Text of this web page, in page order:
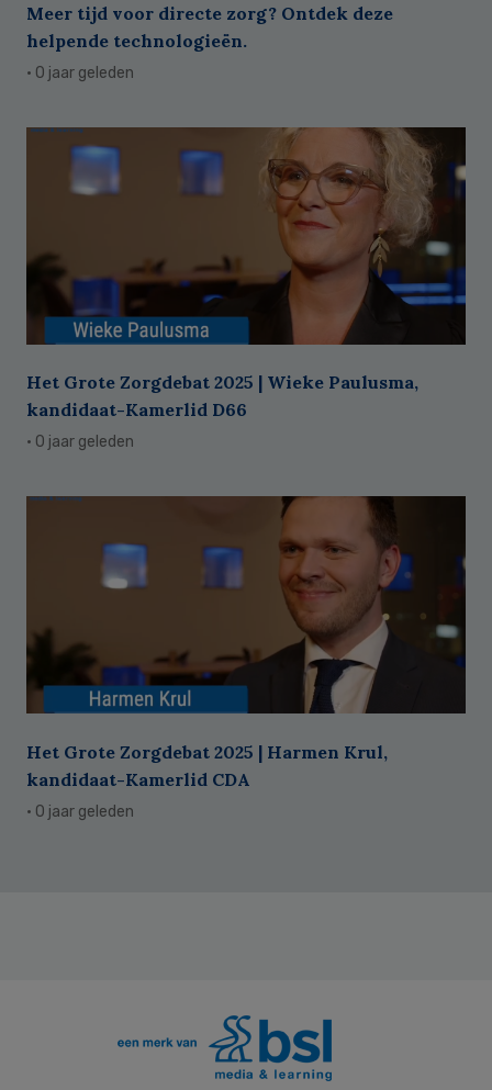
Meer tijd voor directe zorg? Ontdek deze
helpende technologieën.
· 0 jaar geleden
Het Grote Zorgdebat 2025 | Wieke Paulusma,
kandidaat-Kamerlid D66
· 0 jaar geleden
Het Grote Zorgdebat 2025 | Harmen Krul,
kandidaat-Kamerlid CDA
· 0 jaar geleden